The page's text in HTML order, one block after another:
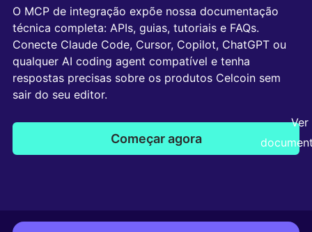
O MCP de integração expõe nossa documentação
técnica completa: APIs, guias, tutoriais e FAQs.
Conecte Claude Code, Cursor, Copilot, ChatGPT ou
qualquer AI coding agent compatível e tenha
respostas precisas sobre os produtos Celcoin sem
sair do seu editor.
Começar agora
Ver